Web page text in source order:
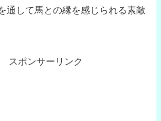
通して馬との縁を感じられる素敵
スポンサーリンク